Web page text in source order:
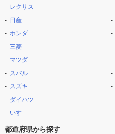
レクサス
日産
ホンダ
三菱
マツダ
スバル
スズキ
ダイハツ
いすゞ
都道府県から探す